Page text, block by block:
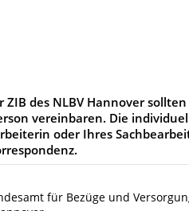
ZIB des NLBV Hannover sollten
vereinbaren. Die
oder Ihres
für Bezüge und